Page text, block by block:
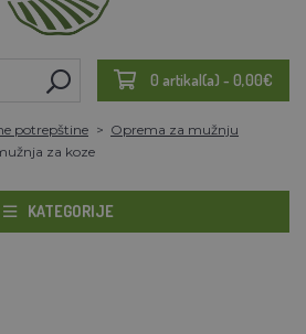
0 artikal(a) - 0,00€
potrepštine
Oprema za mužnju
za koze
KATEGORIJE